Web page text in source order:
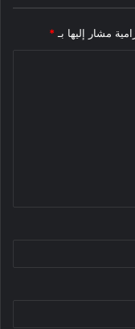
مشار إليها بـ *